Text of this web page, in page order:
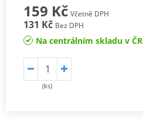
159 Kč Včetně DPH
131 Kč Bez DPH
Na centrálním skladu v ČR
(ks)